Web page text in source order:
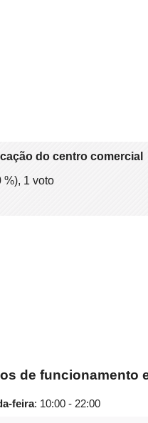
do centro comercial
%), 1 voto
de funcionamento
feira: 10:00 - 22:00